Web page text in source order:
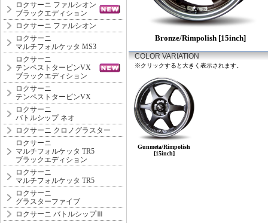
ロクサーニ ファルシオン
ブラックエディション
ロクサーニ ファルシオン
ロクサーニ
マルチフォルケッタ MS3
ロクサーニ
テンペストタービンVX
ブラックエディション
ロクサーニ
テンペストタービンVX
ロクサーニ
バトルシップ ネオ
ロクサーニ クロノグラスター
ロクサーニ
マルチフォルケッタ TR5
ブラックエディション
ロクサーニ
マルチフォルケッタ TR5
ロクサーニ
グラスターファイブ
ロクサーニ バトルシップⅢ
Bronze/Rimpolish [15inch]
COLOR VARIATION
※クリックすると大きく表示されます。
Gunmeta/Rimpolish
[15inch]